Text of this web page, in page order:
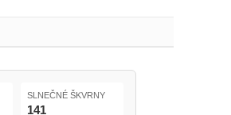
SLNEČNÉ ŠKVRNY
141